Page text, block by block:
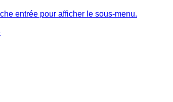
entrée pour afficher le sous-menu.